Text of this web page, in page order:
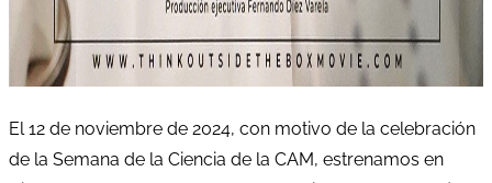
El 12 de noviembre de 2024, con motivo de la celebración
de la Semana de la Ciencia de la CAM, estrenamos en